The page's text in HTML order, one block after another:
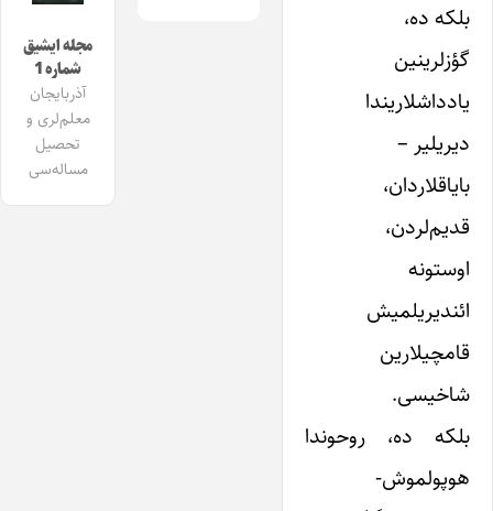
بلکه ده،
گؤزلرینین
یادداشلاریندا
دیریلیر –
بایاقلاردان،
قدیم‌لردن،
اوستونه
ائندیریلمیش
قامچیلارین
شاخیسی.
بلکه ده، روحوندا
هوپولموش-
مجله ایشیق
شماره 1
آذربایجان
معلم‌لری و
تحصیل
مساله‌سی